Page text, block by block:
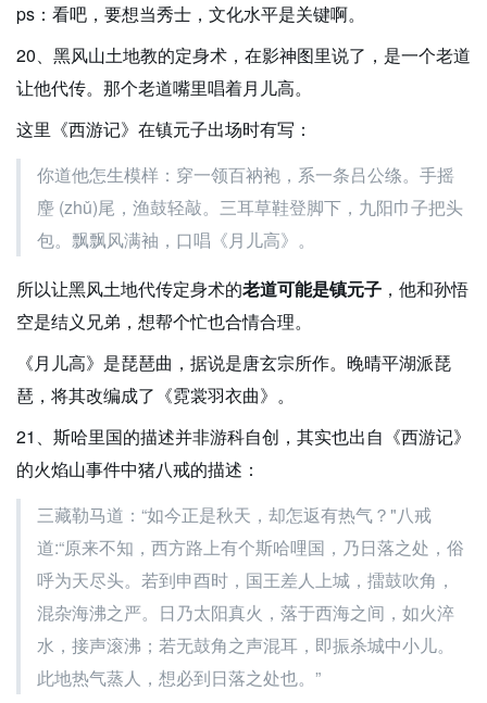
ps：看吧，要想当秀士，文化水平是关键啊。
20、黑风山土地教的定身术，在影神图里说了，是一个老道
让他代传。那个老道嘴里唱着月儿高。
这里《西游记》在镇元子出场时有写：
你道他怎生模样：穿一领百衲袍，系一条吕公绦。手摇
麈 (zhǔ)尾，渔鼓轻敲。三耳草鞋登脚下，九阳巾子把头
包。飘飘风满袖，口唱《月儿高》。
所以让黑风土地代传定身术的老道可能是镇元子 ，他和孙悟
空是结义兄弟，想帮个忙也合情合理。
《月儿高》是琵琶曲，据说是唐玄宗所作。晚晴平湖派琵
琶，将其改编成了《霓裳羽衣曲》。
21、斯哈里国的描述并非游科自创，其实也出自《西游记》
的火焰山事件中猪八戒的描述：
三藏勒马道：“如今正是秋天，却怎返有热气？"八戒
道:“原来不知，西方路上有个斯哈哩国，乃日落之处，俗
呼为天尽头。若到申酉时，国王差人上城，擂鼓吹角，
混杂海沸之严。日乃太阳真火，落于西海之间，如火淬
水，接声滚沸；若无鼓角之声混耳，即振杀城中小儿。
此地热气蒸人，想必到日落之处也。”